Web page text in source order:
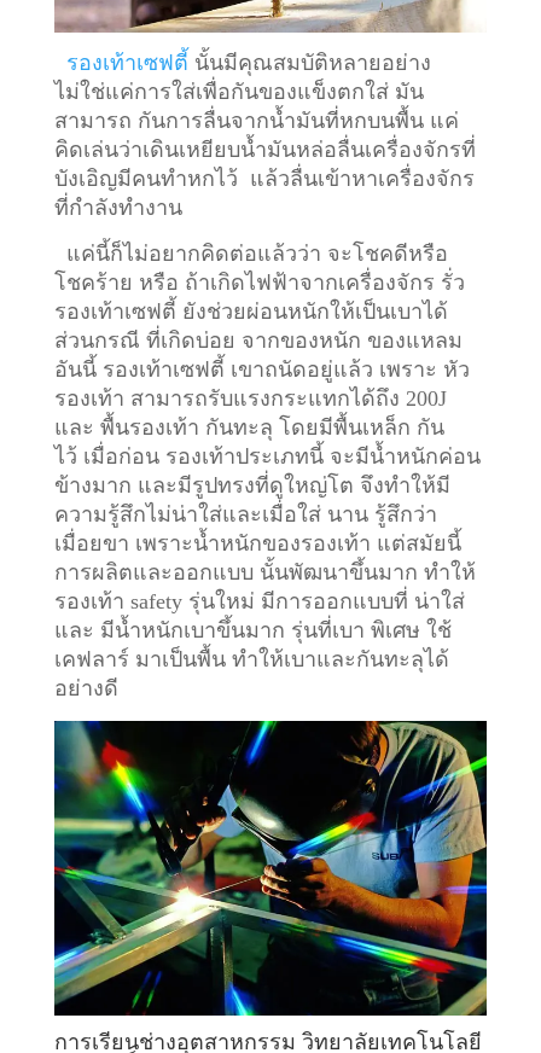
รองเท้าเซฟตี้ นั้นมีคุณสมบัติหลายอย่าง
ไม่ใช่แค่การใส่เพื่อกันของแข็งตกใส่ มัน
สามารถ กันการลื่นจากน้ำมันที่หกบนพื้น แค่
คิดเล่นว่าเดินเหยียบน้ำมันหล่อลื่นเครื่องจักรที่
บังเอิญมีคนทำหกไว้ แล้วลื่นเข้าหาเครื่องจักร
ที่กำลังทำงาน
แค่นี้ก็ไม่อยากคิดต่อแล้วว่า จะโชคดีหรือ
โชคร้าย หรือ ถ้าเกิดไฟฟ้าจากเครื่องจักร รั่ว
รองเท้าเซฟตี้ ยังช่วยผ่อนหนักให้เป็นเบาได้
ส่วนกรณี ที่เกิดบ่อย จากของหนัก ของแหลม
อันนี้ รองเท้าเซฟตี้ เขาถนัดอยู่แล้ว เพราะ หัว
รองเท้า สามารถรับแรงกระแทกได้ถึง 200J
และ พื้นรองเท้า กันทะลุ โดยมีพื้นเหล็ก กัน
ไว้ เมื่อก่อน รองเท้าประเภทนี้ จะมีน้ำหนักค่อน
ข้างมาก และมีรูปทรงที่ดูใหญ่โต จึงทำให้มี
ความรู้สึกไม่น่าใส่และเมื่อใส่ นาน รู้สึกว่า
เมื่อยขา เพราะน้ำหนักของรองเท้า แต่สมัยนี้
การผลิตและออกแบบ นั้นพัฒนาขึ้นมาก ทำให้
รองเท้า safety รุ่นใหม่ มีการออกแบบที่ น่าใส่
และ มีน้ำหนักเบาขึ้นมาก รุ่นที่เบา พิเศษ ใช้
เคฟลาร์ มาเป็นพื้น ทำให้เบาและกันทะลุได้
อย่างดี
การเรียนช่างอุตสาหกรรม วิทยาลัยเทคโนโลยี